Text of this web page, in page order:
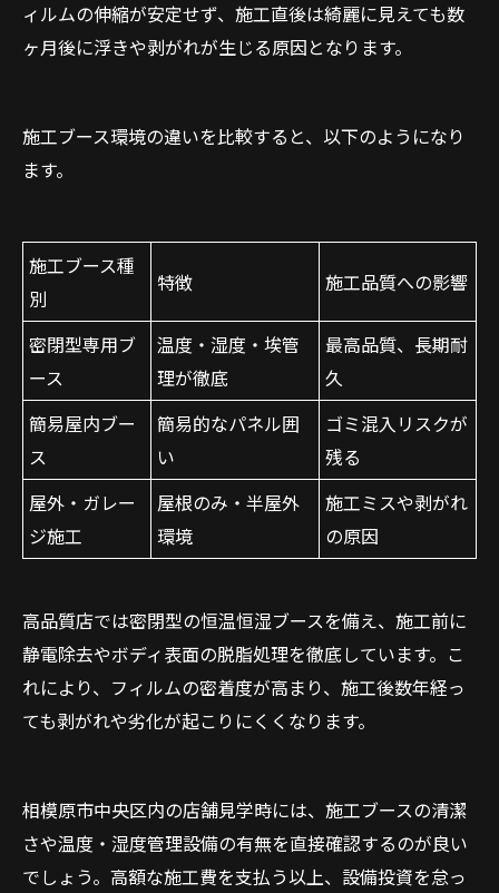
ィルムの伸縮が安定せず、施工直後は綺麗に見えても数
ヶ月後に浮きや剥がれが生じる原因となります。
施工ブース環境の違いを比較すると、以下のようになり
ます。
施工ブース種
別
特徴 施工品質への影響
密閉型専用ブ
ース
温度・湿度・埃管
理が徹底
最高品質、長期耐
久
簡易屋内ブー
ス
簡易的なパネル囲
い
ゴミ混入リスクが
残る
屋外・ガレー
ジ施工
屋根のみ・半屋外
環境
施工ミスや剥がれ
の原因
高品質店では密閉型の恒温恒湿ブースを備え、施工前に
静電除去やボディ表面の脱脂処理を徹底しています。こ
れにより、フィルムの密着度が高まり、施工後数年経っ
ても剥がれや劣化が起こりにくくなります。
相模原市中央区内の店舗見学時には、施工ブースの清潔
さや温度・湿度管理設備の有無を直接確認するのが良い
でしょう。高額な施工費を支払う以上、設備投資を怠っ